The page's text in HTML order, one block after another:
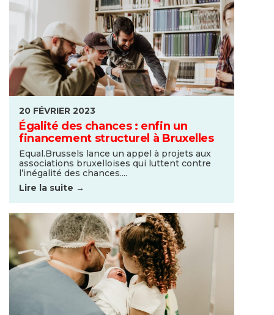
20 FÉVRIER 2023
Égalité des chances : enfin un
financement structurel à Bruxelles
Equal.Brussels lance un appel à projets aux
associations bruxelloises qui luttent contre
l’inégalité des chances....
Lire la suite →